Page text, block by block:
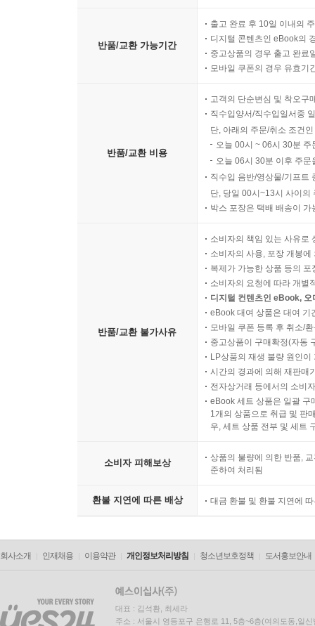
반품/교환 가능기간
출고 완료 후 10일 이내의
디지털 콘텐츠인 eBook의
중고상품의 경우 출고 완료
모바일 쿠폰의 경우 유효기
반품/교환 비용
고객의 단순변심 및 착오구
직수입양서/직수입일서중
단, 아래의 주문/취소 조건
오늘 00시 ~ 06시 30분
오늘 06시 30분 이후 주
직수입 음반/영상물/기프트
단, 당일 00시~13시 사이의
박스 포장은 택배 배송이
반품/교환 불가사유
소비자의 책임 있는 사유로
소비자의 사용, 포장 개봉
복제가 가능한 상품 등의
소비자의 요청에 따라 개별
디지털 컨텐츠인 eBook,
eBook 대여 상품은 대여 기
모바일 쿠폰 등록 후 취소/
중고상품이 구매확정(자동
LP상품의 재생 불량 원인
시간의 경과에 의해 재판매
전자상거래 등에서의 소비
eBook 세트 상품은 일괄 구
1개의 상품으로 취급 및 판
우, 세트 상품 전부 및 세트
소비자 피해보상
상품의 불량에 의한 반품,
준하여 처리됨
환불 지연에 따른 배상 대금 환불 및 환불 지연에
회사소개 인재채용 이용약관 개인정보처리방침 청소년보호정책 도서홍보안내
대표 : 김석환, 최세라
주소 : 서울시 영등포구 은행로 11, 5층~6층(여의도동,일신